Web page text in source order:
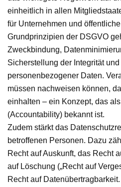
einheitlich in allen
für Unternehmen und
Grundprinzipien der DSGVO
Zweckbindung,
Sicherstellung der Integrität
personenbezogener Daten.
müssen nachweisen können,
einhalten – ein Konzept, das
(Accountability) bekannt ist.
Zudem stärkt das
betroffenen Personen. Dazu
Recht auf Auskunft, das Recht
auf Löschung („Recht auf
Recht auf